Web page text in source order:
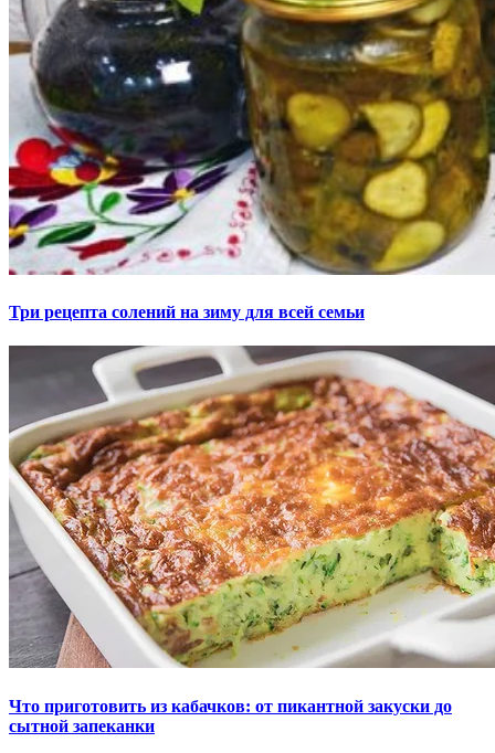
Три рецепта солений на зиму для всей семьи
Что приготовить из кабачков: от пикантной закуски до
сытной запеканки